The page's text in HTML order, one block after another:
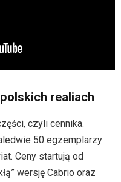
realiach
czyli cennika.
50 egzemplarzy
Ceny startują od
wersję Cabrio oraz